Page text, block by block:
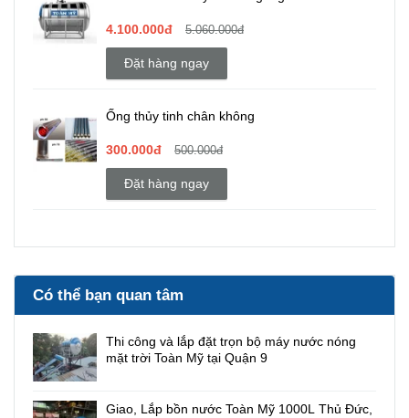
4.100.000đ 5.060.000đ
Đặt hàng ngay
Ống thủy tinh chân không
300.000đ 500.000đ
Đặt hàng ngay
Có thể bạn quan tâm
Thi công và lắp đặt trọn bộ máy nước nóng
mặt trời Toàn Mỹ tại Quận 9
Giao, Lắp bồn nước Toàn Mỹ 1000L Thủ Đức,